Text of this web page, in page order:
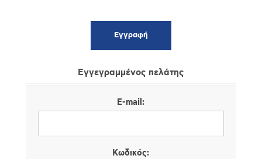
Εγγεγραμμένος πελάτης
E-mail:
Κωδικός: